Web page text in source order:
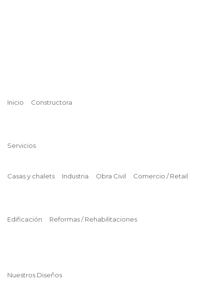
Inicio Constructora
Servicios
Casas y chalets Industria Obra Civil Comercio / Retail
Edificación Reformas / Rehabilitaciones
Nuestros Diseños